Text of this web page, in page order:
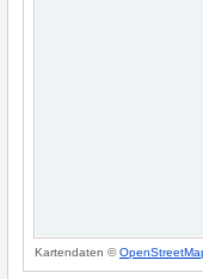
Kartendaten ©